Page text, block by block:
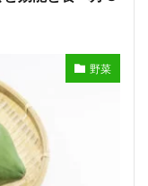
野菜